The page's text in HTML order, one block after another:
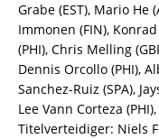
Grabe (EST), Mario He
Immonen (FIN),
(PHI), Chris Melling
Dennis Orcollo (PHI),
Sanchez-Ruiz (SPA),
Lee Vann Corteza
Titelverteidiger: Niels